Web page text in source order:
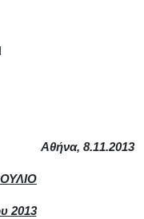
Αθήνα, 8.11.2013
2013